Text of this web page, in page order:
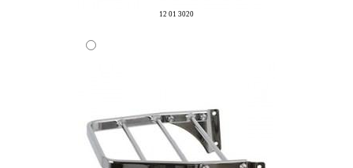
12 01 3020